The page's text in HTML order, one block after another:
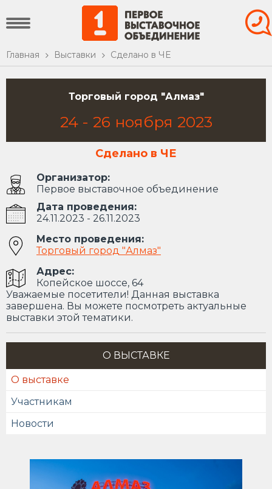
Главная Выставки Сделано в ЧЕ
Торговый город "Алмаз"
24- 26 ноября 2023
Сделано в ЧЕ
Организатор:
Первое выставочное объединение
Дата проведения:
24.11.2023 - 26.11.2023
Место проведения:
Торговый город "Алмаз"
Адрес:
Копейское шоссе, 64
Уважаемые посетители! Данная выставка
завершена. Вы можете посмотреть актуальные
выставки этой тематики.
О ВЫСТАВКЕ
О выставке
Участникам
Новости